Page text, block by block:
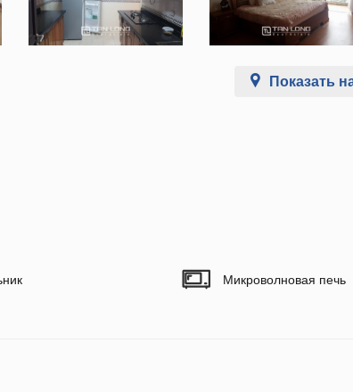
Показать
Микроволновая печь